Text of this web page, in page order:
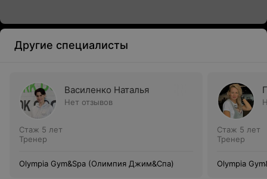
Другие специалисты
Василенко Наталья
Нет отзывов
Стаж 5 лет
Тренер
Olympia Gym&Spa (Олимпия Джим&Спа)
Стаж 5 лет
Тренер
Olympia